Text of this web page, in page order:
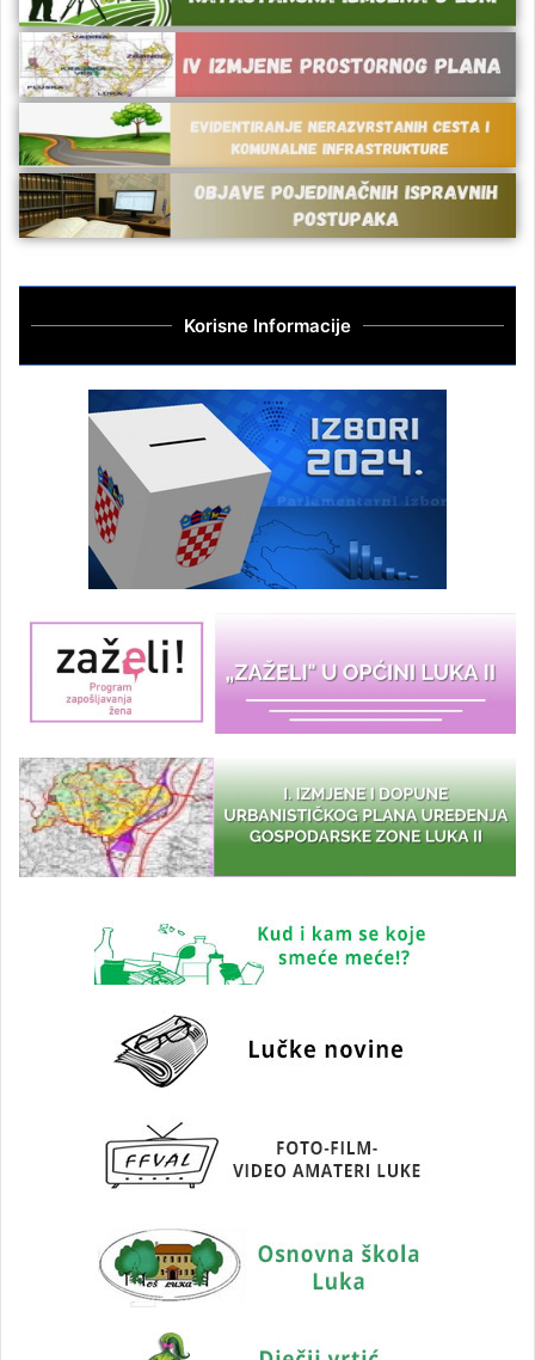
Korisne Informacije